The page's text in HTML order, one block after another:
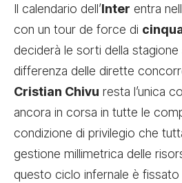
Il calendario dell’Inter entra
con un tour de force di
deciderà le sorti della
differenza delle dirette
Cristian Chivu resta l’unica
ancora in corsa in tutte le
condizione di privilegio che
gestione millimetrica delle
questo ciclo infernale è